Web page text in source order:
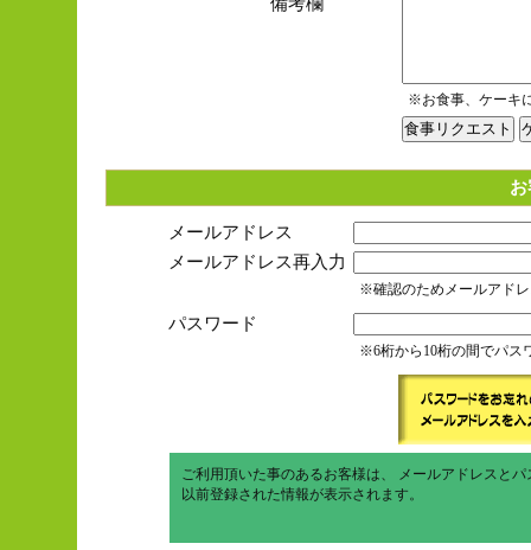
※お食事、ケーキ
メールアドレス
メールアドレス再入力
※確認のためメールアド
パスワード
※6桁から10桁の間でパス
ご利用頂いた事のあるお客様は、 メールアドレスと
以前登録された情報が表示されます。